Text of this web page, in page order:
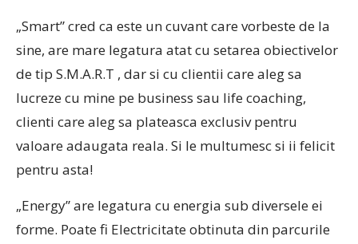
„Smart” cred ca este un cuvant care vorbeste de la
sine, are mare legatura atat cu setarea obiectivelor
de tip S.M.A.R.T , dar si cu clientii care aleg sa
lucreze cu mine pe business sau life coaching,
clienti care aleg sa plateasca exclusiv pentru
valoare adaugata reala. Si le multumesc si ii felicit
pentru asta!
„Energy” are legatura cu energia sub diversele ei
forme. Poate fi Electricitate obtinuta din parcurile